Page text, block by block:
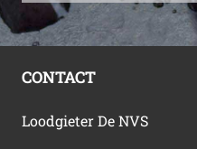
CONTACT
Loodgieter De NVS